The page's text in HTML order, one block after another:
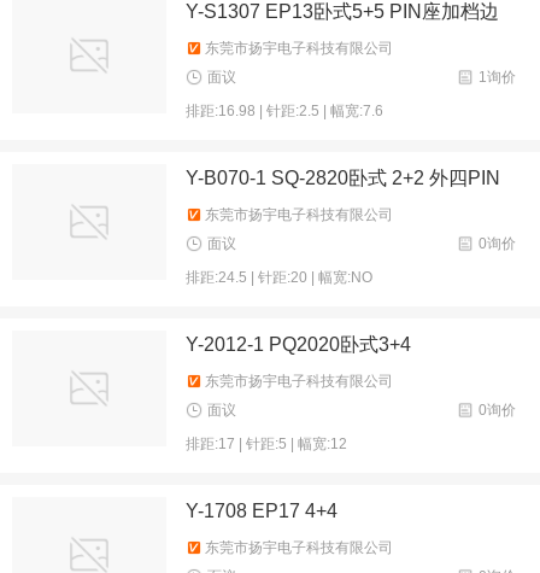
Y-S1307 EP13卧式5+5 PIN座加档边
东莞市扬宇电子科技有限公司
1询价
面议
排距:16.98 | 针距:2.5 | 幅宽:7.6
Y-B070-1 SQ-2820卧式 2+2 外四PIN
东莞市扬宇电子科技有限公司
0询价
面议
排距:24.5 | 针距:20 | 幅宽:NO
Y-2012-1 PQ2020卧式3+4
东莞市扬宇电子科技有限公司
0询价
面议
排距:17 | 针距:5 | 幅宽:12
Y-1708 EP17 4+4
东莞市扬宇电子科技有限公司